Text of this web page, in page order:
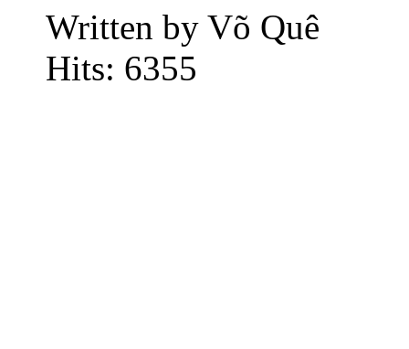
Written by Võ Quê
Hits: 6355